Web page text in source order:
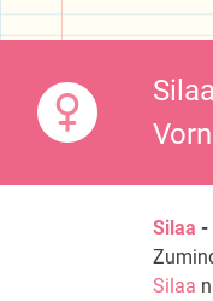
Silaa -
Silaa